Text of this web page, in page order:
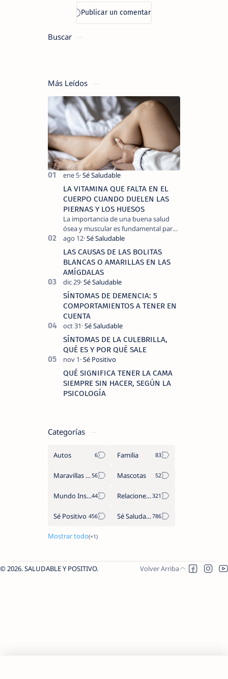
Buscar
Más Leídos
LA VITAMINA QUE FALTA EN EL
CUERPO CUANDO DUELEN LAS
PIERNAS Y LOS HUESOS
La importancia de una buena salud
ósea y muscular es fundamental para
llevar una vida activa y sin dolor,
cuando experimentamos dolor en las
piernas …
LAS CAUSAS DE LAS BOLITAS
BLANCAS O AMARILLAS EN LAS
AMÍGDALAS
SÍNTOMAS DE DEMENCIA: 5
COMPORTAMIENTOS A TENER EN
CUENTA
SÍNTOMAS DE LA CULEBRILLA,
QUÉ ES Y POR QUÉ SALE
QUÉ SIGNIFICA TENER LA CAMA
SIEMPRE SIN HACER, SEGÚN LA
PSICOLOGÍA
Categorías
Autos Familia
Maravillas del Mundo Mascotas
Mundo Insólito Relaciones de Parejas
Sé Positivo Sé Saludable
2026.SALUDABLE Y POSITIVO.